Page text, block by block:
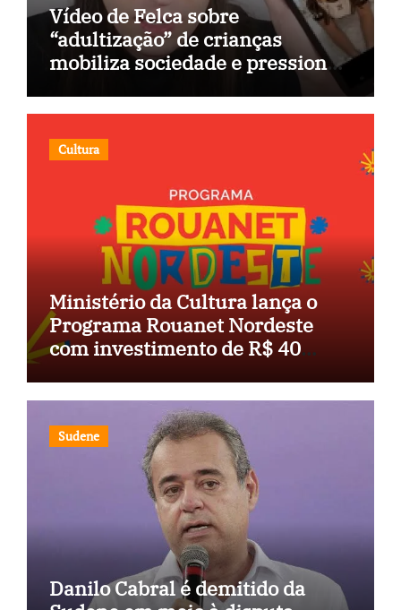
Vídeo de Felca sobre
“adultização” de crianças
mobiliza sociedade e pressiona
Cultura
Ministério da Cultura lança o
Programa Rouanet Nordeste
com investimento de R$ 40
Sudene
Danilo Cabral é demitido da